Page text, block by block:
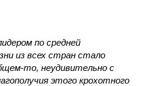
по средней
из всех стран стало
то, неудивительно с
этого крохотного